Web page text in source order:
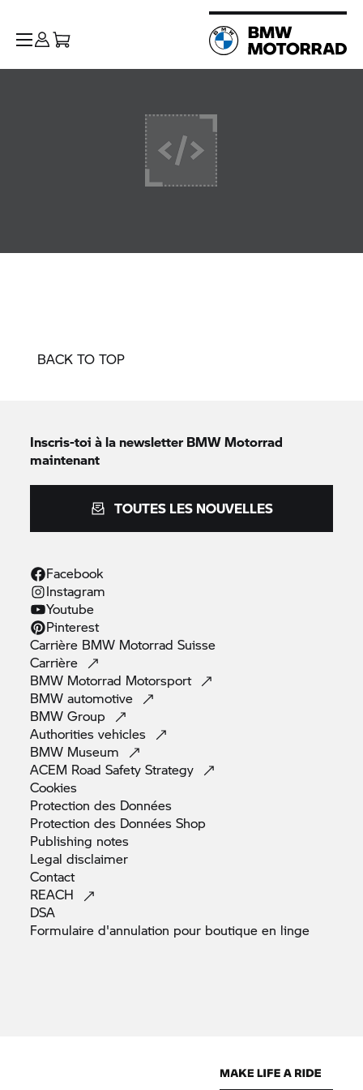
BACK TO TOP
Inscris-toi à la newsletterBMW Motorrad
maintenant
TOUTES LES NOUVELLES
Facebook
Instagram
Youtube
Pinterest
Carrière BMW Motorrad Suisse
Carrière
BMW Motorrad Motorsport
BMWautomotive
BMWGroup
Authoritiesvehicles
BMW Museum
ACEM Road SafetyStrategy
Cookies
Protection des Données
Protection des DonnéesShop
Publishing notes
Legaldisclaimer
Contact
REACH
DSA
Formulaire d'annulation pour boutique en linge